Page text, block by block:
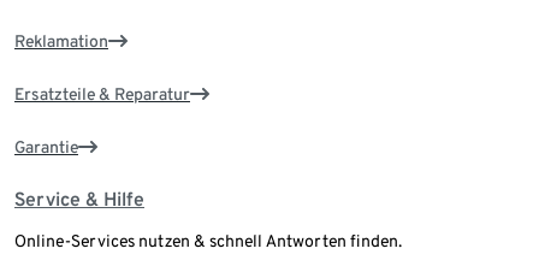
Reklamation
Ersatzteile & Reparatur
Garantie
Service & Hilfe
Online-Services nutzen & schnell Antworten finden.